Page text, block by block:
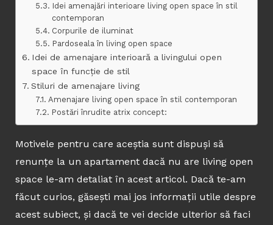
Idei amenajări interioare living open space în stil
contemporan
Corpurile de iluminat
Pardoseala în living open space
Idei de amenajare interioară a livingului open
space în funcție de stil
Stiluri de amenajare living
Amenajare living open space în stil contemporan
Postări înrudite atrix concept:
Motivele pentru care aceștia sunt dispuși să
renunțe la un apartament dacă nu are living open
space le-am detaliat în acest articol. Dacă te-am
făcut curios, găsești mai jos informații utile despre
acest subiect, și dacă te vei decide ulterior să faci